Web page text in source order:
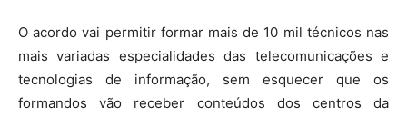
O acordo vai permitir formar mais de 10 mil técnicos nas
mais variadas especialidades das telecomunicações e
tecnologias de informação, sem esquecer que os
formandos vão receber conteúdos dos centros da